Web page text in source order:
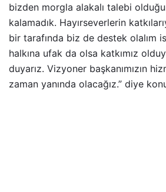
bizden morgla alakalı talebi
kalamadık. Hayırseverlerin
bir tarafında biz de destek olalım
halkına ufak da olsa katkımız
duyarız. Vizyoner başkanımızın
zaman yanında olacağız.” diye